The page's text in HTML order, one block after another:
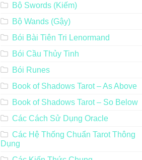
Bộ Swords (Kiếm)
Bộ Wands (Gậy)
Bói Bài Tiên Tri Lenormand
Bói Cầu Thủy Tinh
Bói Runes
Book of Shadows Tarot – As Above
Book of Shadows Tarot – So Below
Các Cách Sử Dụng Oracle
Các Hệ Thống Chuẩn Tarot Thông
Dụng